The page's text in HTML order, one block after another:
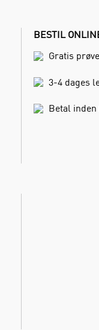
BESTIL
Gratis
3-4 dages
Betal inden